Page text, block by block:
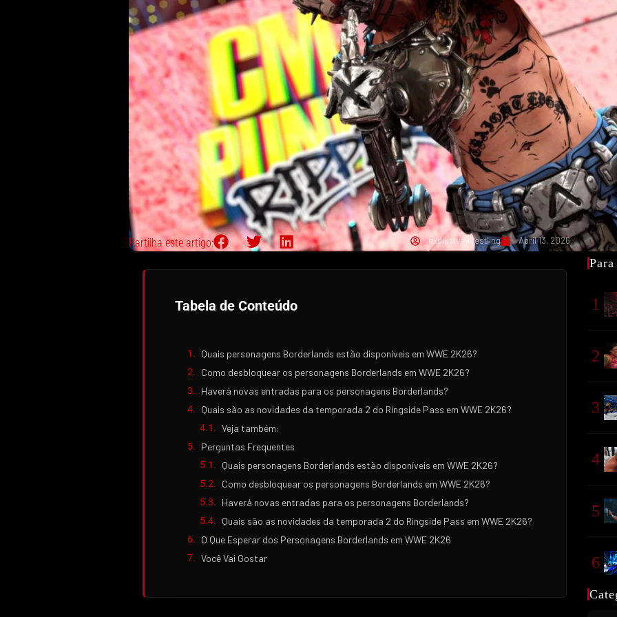
Partilha este artigo: exclusivewrestling Abril 13, 2026
Tabela de Conteúdo
Quais personagens Borderlands estão disponíveis em WWE 2K26?
Como desbloquear os personagens Borderlands em WWE 2K26?
Haverá novas entradas para os personagens Borderlands?
Quais são as novidades da temporada 2 do Ringside Pass em WWE 2K26?
Veja também:
Perguntas Frequentes
Quais personagens Borderlands estão disponíveis em WWE 2K26?
Como desbloquear os personagens Borderlands em WWE 2K26?
Haverá novas entradas para os personagens Borderlands?
Quais são as novidades da temporada 2 do Ringside Pass em WWE 2K26?
O Que Esperar dos Personagens Borderlands em WWE 2K26
Você Vai Gostar
1
2
3
4
5
6